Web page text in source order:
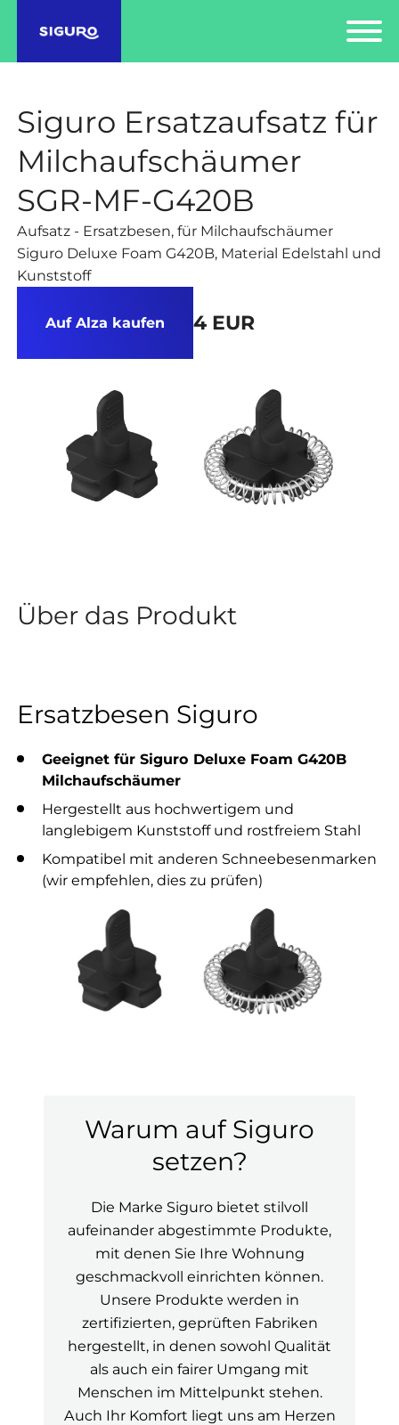
Siguro Ersatzaufsatz für
Milchaufschäumer
SGR-MF-G420B
Aufsatz - Ersatzbesen, für Milchaufschäumer
Siguro Deluxe Foam G420B, Material Edelstahl und
Kunststoff
Auf Alza kaufen 4 EUR
Über das Produkt
Ersatzbesen Siguro
Geeignet für Siguro Deluxe Foam G420B
Milchaufschäumer
Hergestellt aus hochwertigem und
langlebigem Kunststoff und rostfreiem Stahl
Kompatibel mit anderen Schneebesenmarken
(wir empfehlen, dies zu prüfen)
Warum auf Siguro
setzen?
Die Marke Siguro bietet stilvoll
aufeinander abgestimmte Produkte,
mit denen Sie Ihre Wohnung
geschmackvoll einrichten können.
Unsere Produkte werden in
zertifizierten, geprüften Fabriken
hergestellt, in denen sowohl Qualität
als auch ein fairer Umgang mit
Menschen im Mittelpunkt stehen.
Auch Ihr Komfort liegt uns am Herzen